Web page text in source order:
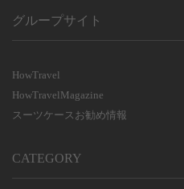
グループサイト
HowTravel
HowTravelMagazine
スーツケースお勧め情報
CATEGORY